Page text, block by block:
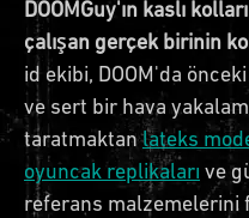
DOOMGuy'ın kaslı
çalışan gerçek birinin
id ekibi, DOOM'da
ve sert bir hava
taratmaktanlateks
oyuncak replikaları ve
referans malzemelerini